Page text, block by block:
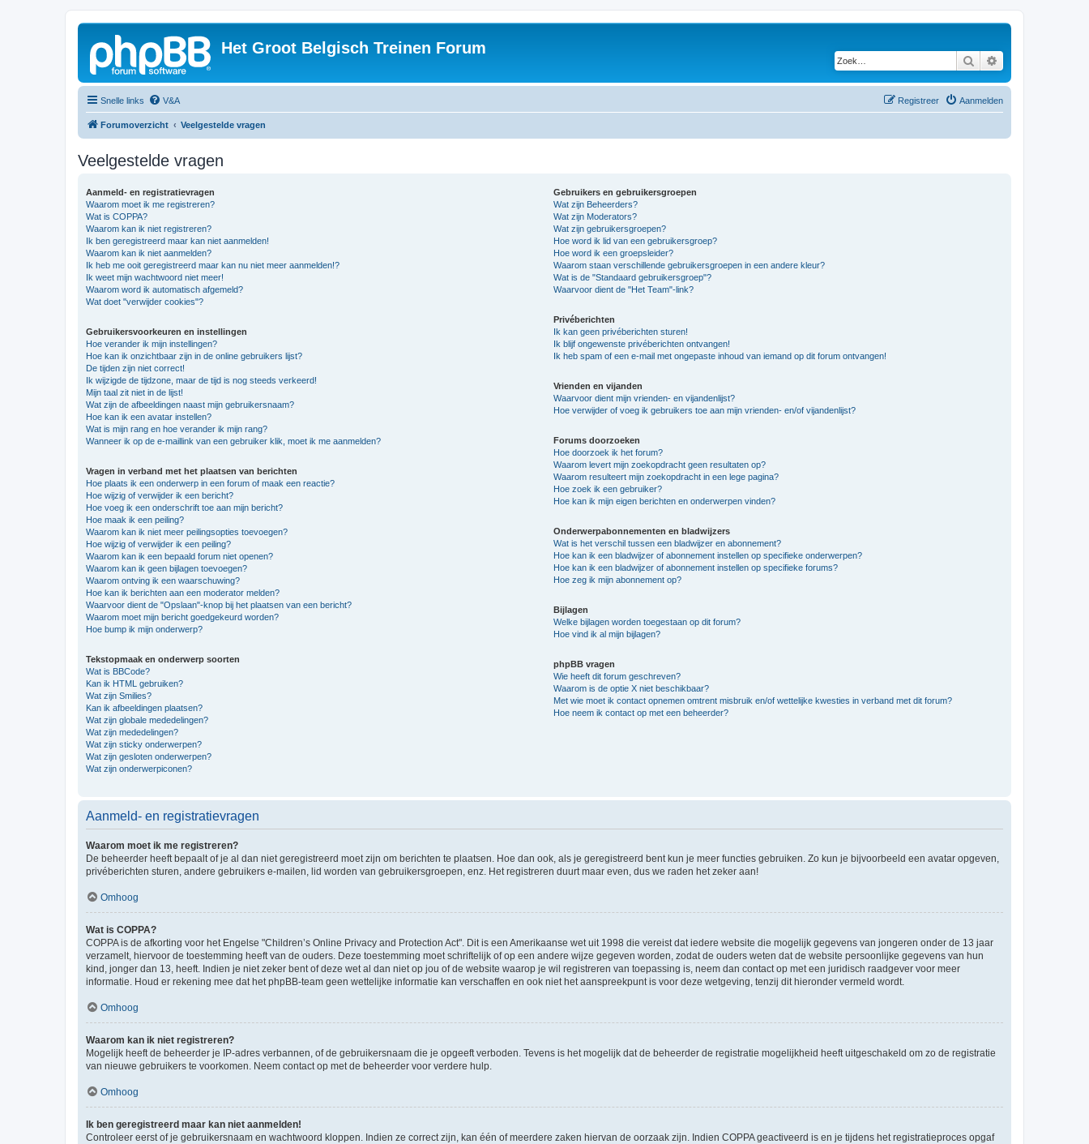
Het Groot Belgisch Treinen Forum
Zoek
Snelle links V&A Aanmelden
Registreer
Forumoverzicht Veelgestelde vragen
Veelgestelde vragen
Aanmeld- en registratievragen
Waarom moet ik me registreren?
Wat is COPPA?
Waarom kan ik niet registreren?
Ik ben geregistreerd maar kan niet aanmelden!
Waarom kan ik niet aanmelden?
Ik heb me ooit geregistreerd maar kan nu niet meer aanmelden!?
Ik weet mijn wachtwoord niet meer!
Waarom word ik automatisch afgemeld?
Wat doet "verwijder cookies"?
Gebruikersvoorkeuren en instellingen
Hoe verander ik mijn instellingen?
Hoe kan ik onzichtbaar zijn in de online gebruikers lijst?
De tijden zijn niet correct!
Ik wijzigde de tijdzone, maar de tijd is nog steeds verkeerd!
Mijn taal zit niet in de lijst!
Wat zijn de afbeeldingen naast mijn gebruikersnaam?
Hoe kan ik een avatar instellen?
Wat is mijn rang en hoe verander ik mijn rang?
Wanneer ik op de e-maillink van een gebruiker klik, moet ik me aanmelden?
Vragen in verband met het plaatsen van berichten
Hoe plaats ik een onderwerp in een forum of maak een reactie?
Hoe wijzig of verwijder ik een bericht?
Hoe voeg ik een onderschrift toe aan mijn bericht?
Hoe maak ik een peiling?
Waarom kan ik niet meer peilingsopties toevoegen?
Hoe wijzig of verwijder ik een peiling?
Waarom kan ik een bepaald forum niet openen?
Waarom kan ik geen bijlagen toevoegen?
Waarom ontving ik een waarschuwing?
Hoe kan ik berichten aan een moderator melden?
Waarvoor dient de "Opslaan"-knop bij het plaatsen van een bericht?
Waarom moet mijn bericht goedgekeurd worden?
Hoe bump ik mijn onderwerp?
Tekstopmaak en onderwerp soorten
Wat is BBCode?
Kan ik HTML gebruiken?
Wat zijn Smilies?
Kan ik afbeeldingen plaatsen?
Wat zijn globale mededelingen?
Wat zijn mededelingen?
Wat zijn sticky onderwerpen?
Wat zijn gesloten onderwerpen?
Wat zijn onderwerpiconen?
Gebruikers en gebruikersgroepen
Wat zijn Beheerders?
Wat zijn Moderators?
Wat zijn gebruikersgroepen?
Hoe word ik lid van een gebruikersgroep?
Hoe word ik een groepsleider?
Waarom staan verschillende gebruikersgroepen in een andere kleur?
Wat is de "Standaard gebruikersgroep"?
Waarvoor dient de "Het Team"-link?
Privéberichten
Ik kan geen privéberichten sturen!
Ik blijf ongewenste privéberichten ontvangen!
Ik heb spam of een e-mail met ongepaste inhoud van iemand op dit forum ontvangen!
Vrienden en vijanden
Waarvoor dient mijn vrienden- en vijandenlijst?
Hoe verwijder of voeg ik gebruikers toe aan mijn vrienden- en/of vijandenlijst?
Forums doorzoeken
Hoe doorzoek ik het forum?
Waarom levert mijn zoekopdracht geen resultaten op?
Waarom resulteert mijn zoekopdracht in een lege pagina?
Hoe zoek ik een gebruiker?
Hoe kan ik mijn eigen berichten en onderwerpen vinden?
Onderwerpabonnementen en bladwijzers
Wat is het verschil tussen een bladwijzer en abonnement?
Hoe kan ik een bladwijzer of abonnement instellen op specifieke onderwerpen?
Hoe kan ik een bladwijzer of abonnement instellen op specifieke forums?
Hoe zeg ik mijn abonnement op?
Bijlagen
Welke bijlagen worden toegestaan op dit forum?
Hoe vind ik al mijn bijlagen?
phpBB vragen
Wie heeft dit forum geschreven?
Waarom is de optie X niet beschikbaar?
Met wie moet ik contact opnemen omtrent misbruik en/of wettelijke kwesties in verband met dit forum?
Hoe neem ik contact op met een beheerder?
Aanmeld- en registratievragen
Waarom moet ik me registreren?
De beheerder heeft bepaalt of je al dan niet geregistreerd moet zijn om berichten te plaatsen. Hoe dan ook, als je geregistreerd bent kun je meer functies gebruiken. Zo kun je bijvoorbeeld een avatar opgeven,
privéberichten sturen, andere gebruikers e-mailen, lid worden van gebruikersgroepen, enz. Het registreren duurt maar even, dus we raden het zeker aan!
Omhoog
Wat is COPPA?
COPPA is de afkorting voor het Engelse "Children’s Online Privacy and Protection Act". Dit is een Amerikaanse wet uit 1998 die vereist dat iedere website die mogelijk gegevens van jongeren onder de 13 jaar
verzamelt, hiervoor de toestemming heeft van de ouders. Deze toestemming moet schriftelijk of op een andere wijze gegeven worden, zodat de ouders weten dat de website persoonlijke gegevens van hun
kind, jonger dan 13, heeft. Indien je niet zeker bent of deze wet al dan niet op jou of de website waarop je wil registreren van toepassing is, neem dan contact op met een juridisch raadgever voor meer
informatie. Houd er rekening mee dat het phpBB-team geen wettelijke informatie kan verschaffen en ook niet het aanspreekpunt is voor deze wetgeving, tenzij dit hieronder vermeld wordt.
Omhoog
Waarom kan ik niet registreren?
Mogelijk heeft de beheerder je IP-adres verbannen, of de gebruikersnaam die je opgeeft verboden. Tevens is het mogelijk dat de beheerder de registratie mogelijkheid heeft uitgeschakeld om zo de registratie
van nieuwe gebruikers te voorkomen. Neem contact op met de beheerder voor verdere hulp.
Omhoog
Ik ben geregistreerd maar kan niet aanmelden!
Controleer eerst of je gebruikersnaam en wachtwoord kloppen. Indien ze correct zijn, kan één of meerdere zaken hiervan de oorzaak zijn. Indien COPPA geactiveerd is en je tijdens het registratieproces opgaf